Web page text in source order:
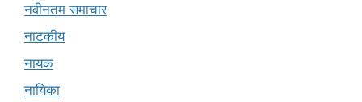
नवीनतम समाचार
नाटकीय
नायक
नायिका